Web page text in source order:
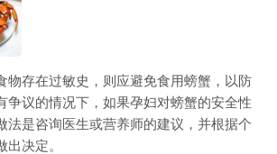
物存在过敏史，则应避免食用螃蟹，以防
争议的情况下，如果孕妇对螃蟹的安全性
法是咨询医生或营养师的建议，并根据个
出决定。